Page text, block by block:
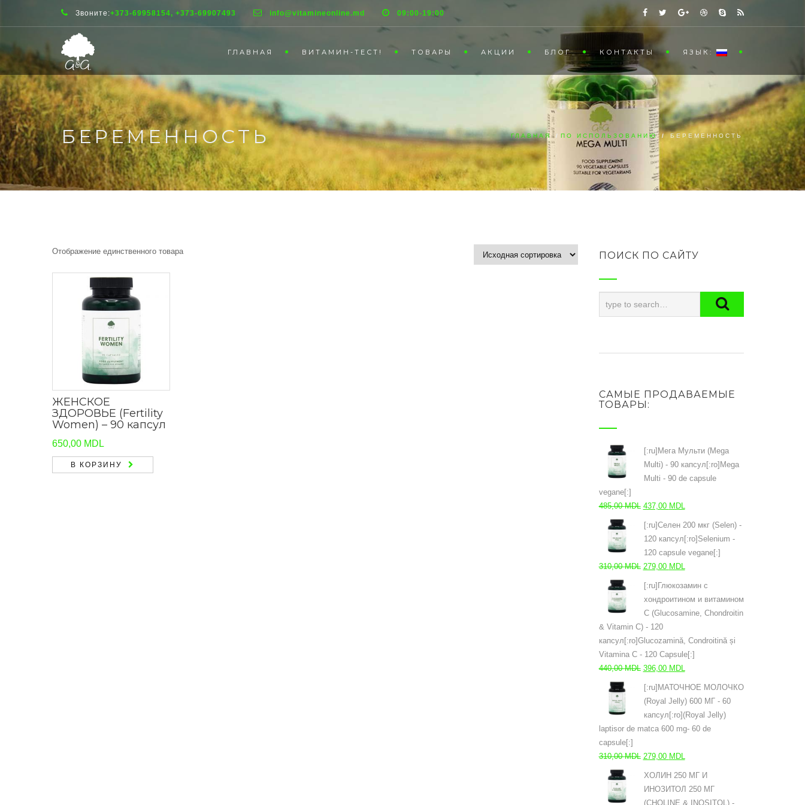
Звоните:+373-69958154, +373-69907493 info@vitamineonline.md 09:00-19:00
ГЛАВНАЯ ВИТАМИН-ТЕСТ! ТОВАРЫ АКЦИИ БЛОГ КОНТАКТЫ ЯЗЫК:
БЕРЕМЕННОСТЬ ГЛАВНАЯ / ПО ИСПОЛЬЗОВАНИЮ / БЕРЕМЕННОСТЬ
Отображение единственного товара
ЖЕНСКОЕ
ЗДОРОВЬЕ (Fertility
Women) – 90 капсул
650,00 MDL
В КОРЗИНУ
ПОИСК ПО САЙТУ
САМЫЕ ПРОДАВАЕМЫЕ
ТОВАРЫ:
[:ru]Мега Мульти (Mega
Multi) - 90 капсул[:ro]Mega
Multi - 90 de capsule
vegane[:]
485,00MDL Первоначальная
437,00 MDL
[:ru]Селен 200 мкг (Selen) -
120 капсул[:ro]Selenium -
120 capsule vegane[:]
310,00MDL Первоначальная
279,00 MDL
[:ru]Глюкозамин с
хондроитином и витамином
С (Glucosamine, Chondroitin
& Vitamin C) - 120
капсул[:ro]Glucozamină, Condroitină și
Vitamina C - 120 Capsule[:]
440,00MDL Первоначальная
396,00 MDL
[:ru]МАТОЧНОЕ МОЛОЧКО
(Royal Jelly) 600 МГ - 60
капсул[:ro](Royal Jelly)
laptisor de matca 600 mg- 60 de
capsule[:]
310,00MDL Первоначальная
279,00 MDL
ХОЛИН 250 МГ И
ИНОЗИТОЛ 250 МГ
(CHOLINE & INOSITOL) -